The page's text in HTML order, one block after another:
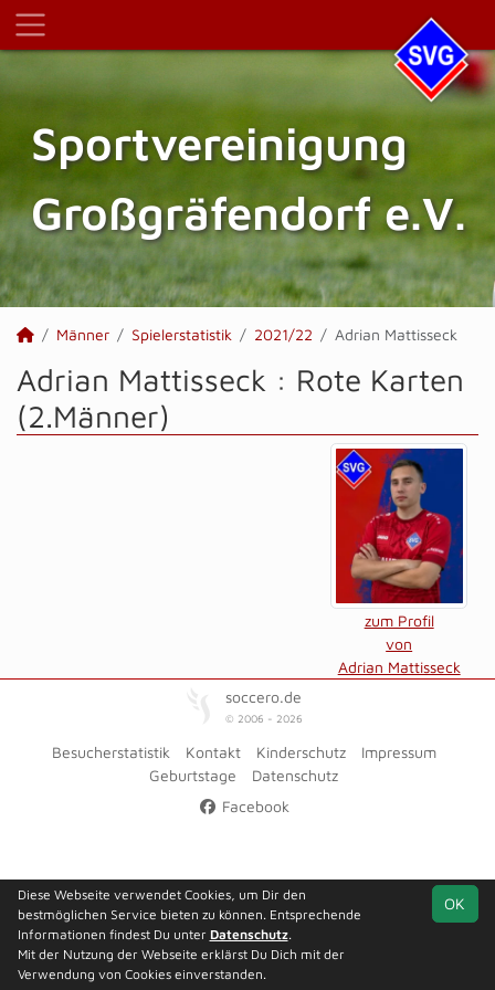
Sportvereinigung
Großgräfendorf e.V.
Männer Spielerstatistik 2021/22 Adrian Mattisseck
Adrian Mattisseck : Rote Karten
(2.Männer)
zum Profil
von
Adrian Mattisseck
soccero.de
© 2006 - 2026
Besucherstatistik Kontakt Kinderschutz
Impressum
Geburtstage
Datenschutz
Facebook
OK
Diese Webseite verwendet Cookies, um Dir den
bestmöglichen Service bieten zu können. Entsprechende
Informationen findest Du unter Datenschutz.
Mit der Nutzung der Webseite erklärst Du Dich mit der
Verwendung von Cookies einverstanden.